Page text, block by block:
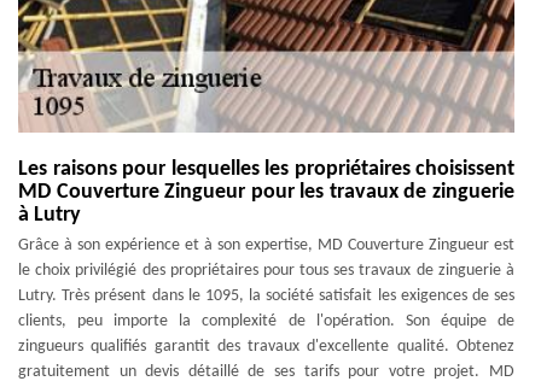
Les raisons pour lesquelles les propriétaires choisissent
MD Couverture Zingueur pour les travaux de zinguerie
à Lutry
Grâce à son expérience et à son expertise, MD Couverture Zingueur est
le choix privilégié des propriétaires pour tous ses travaux de zinguerie à
Lutry. Très présent dans le 1095, la société satisfait les exigences de ses
clients, peu importe la complexité de l'opération. Son équipe de
zingueurs qualifiés garantit des travaux d'excellente qualité. Obtenez
gratuitement un devis détaillé de ses tarifs pour votre projet. MD